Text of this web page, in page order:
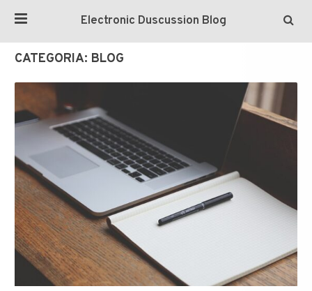
Electronic Duscussion Blog
CATEGORIA: BLOG